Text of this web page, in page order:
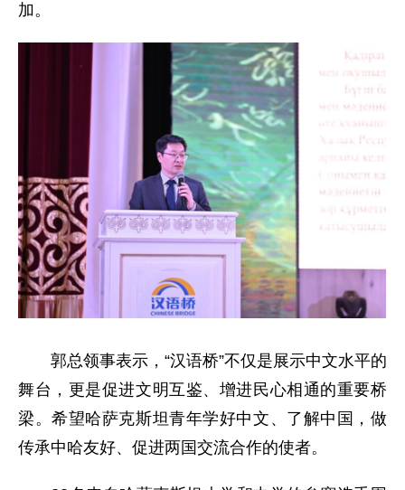
加。
郭总领事表示，“汉语桥”不仅是展示中文水平的
舞台，更是促进文明互鉴、增进民心相通的重要桥
梁。希望哈萨克斯坦青年学好中文、了解中国，做
传承中哈友好、促进两国交流合作的使者。